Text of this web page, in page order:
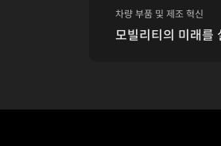
차량 부품 및 제조 혁신
모빌리티의 미래를